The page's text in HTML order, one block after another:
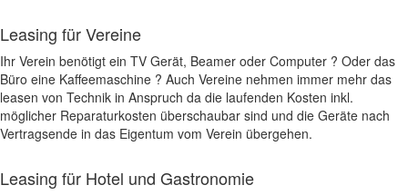
Leasing für Vereine
Ihr Verein benötigt ein TV Gerät, Beamer oder Computer ? Oder das
Büro eine Kaffeemaschine ? Auch Vereine nehmen immer mehr das
leasen von Technik in Anspruch da die laufenden Kosten inkl.
möglicher Reparaturkosten überschaubar sind und die Geräte nach
Vertragsende in das Eigentum vom Verein übergehen.
Leasing für Hotel und Gastronomie